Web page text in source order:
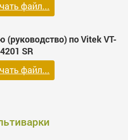
файл...
(руководство) по Vitek VT-
4201 SR
файл...